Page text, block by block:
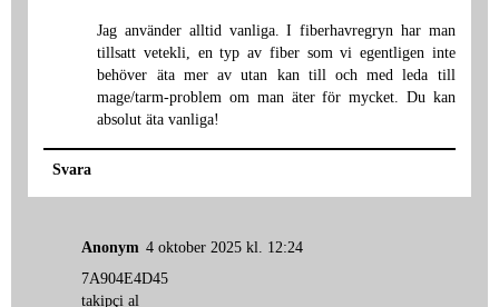
Jag använder alltid vanliga. I fiberhavregryn har man
tillsatt vetekli, en typ av fiber som vi egentligen inte
behöver äta mer av utan kan till och med leda till
mage/tarm-problem om man äter för mycket. Du kan
absolut äta vanliga!
Svara
Anonym 4 oktober 2025 kl. 12:24
7A904E4D45
takipçi al